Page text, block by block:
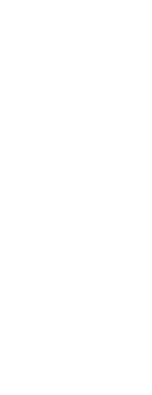
à vous